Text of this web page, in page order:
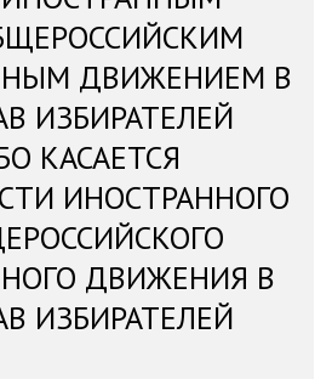
ДВИЖЕНИЕМ В
ИЗБИРАТЕЛЕЙ
КАСАЕТСЯ
ИНОСТРАННОГО
ДВИЖЕНИЯ В
ИЗБИРАТЕЛЕЙ